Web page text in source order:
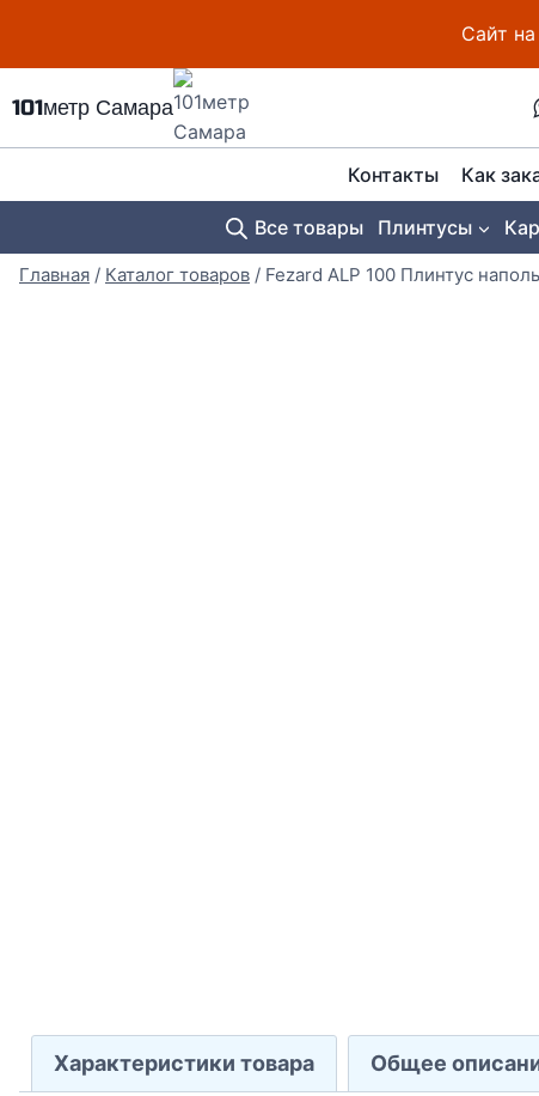
содержимому
Сайт
101метр Самара
Контакты Как
Все товары Плинтусы
Главная / Каталог товаров / Fezard ALP 100 Плинтус
Характеристики товара Общее